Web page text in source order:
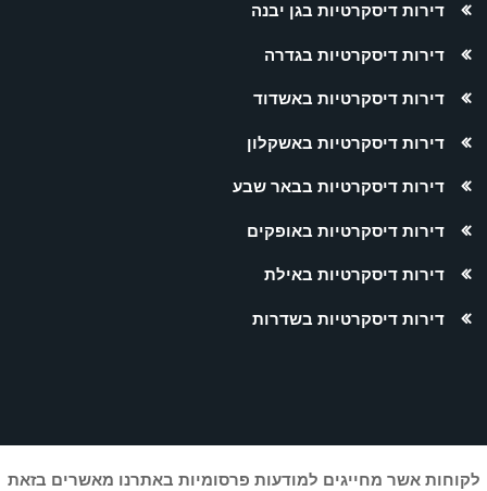
דירות דיסקרטיות בגן יבנה
דירות דיסקרטיות בגדרה
דירות דיסקרטיות באשדוד
דירות דיסקרטיות באשקלון
דירות דיסקרטיות בבאר שבע
דירות דיסקרטיות באופקים
דירות דיסקרטיות באילת
דירות דיסקרטיות בשדרות
לקוחות אשר מחייגים למודעות פרסומיות באתרנו מאשרים בזאת